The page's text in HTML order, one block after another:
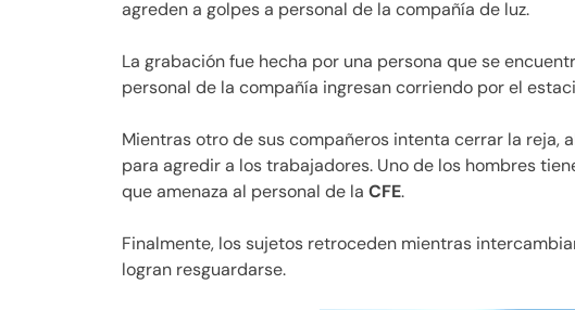
agreden a golpes a personal de la compañía de luz.
La grabación fue hecha por una persona que se
personal de la compañía ingresan corriendo por el
Mientras otro de sus compañeros intenta cerrar la reja,
para agredir a los trabajadores. Uno de los hombres
que amenaza al personal de la CFE.
Finalmente, los sujetos retroceden mientras
logran resguardarse.